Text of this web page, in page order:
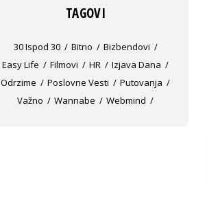
TAGOVI
30 Ispod 30 Bitno
Bizbendovi
Easy Life
Filmovi HR
Izjava Dana
Odrzime
Poslovne Vesti
Putovanja
Važno
Wannabe Webmind